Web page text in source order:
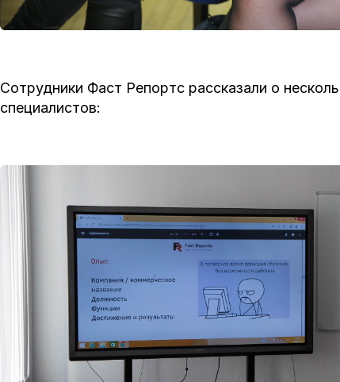
Сотрудники Фаст Репортс рассказали о
специалистов: